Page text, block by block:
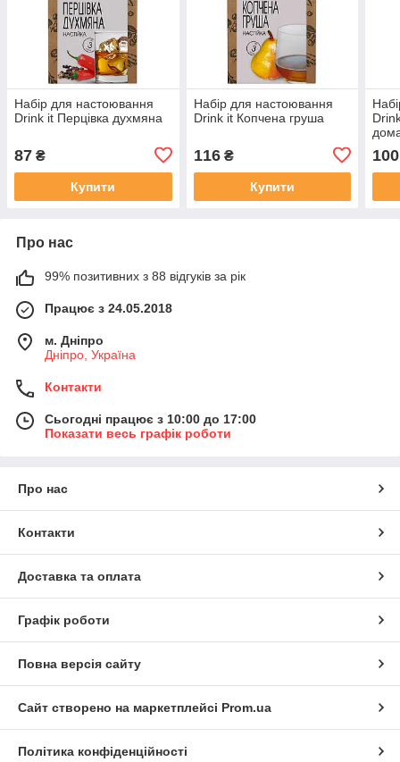
Набір для настоювання
Drink it Перцівка духмяна
87 ₴
Купити
Набір для настоювання
Drink it Копчена груша
116₴
Купити
100
Про нас
99% позитивних з 88 відгуків за рік
Працює з 24.05.2018
м. Дніпро
Дніпро, Україна
Контакти
Сьогодні працює з 10:00 до 17:00
Показати весь графік роботи
Про нас
Контакти
Доставка та оплата
Графік роботи
Повна версія сайту
Сайт створено на маркетплейсі Prom.ua
Політика конфіденційності